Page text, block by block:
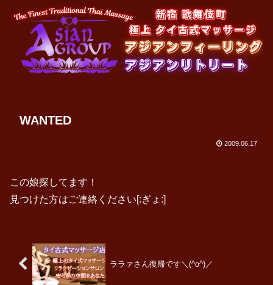
WANTED
2009.06.17
この娘探してます！
見つけた方はご連絡ください[:ぎょ:]
ララァさん復帰です＼(^o^)／